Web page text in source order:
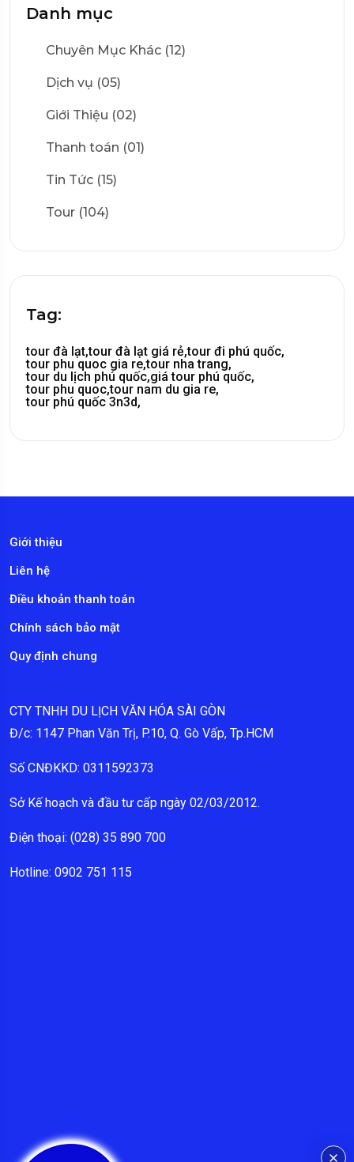
Danh mục
Chuyên Mục Khác (12)
Dịch vụ (05)
Giới Thiệu (02)
Thanh toán (01)
Tin Tức (15)
Tour (104)
Tag:
tour đà lạt,tour đà lạt giá rẻ,tour đi phú quốc,
tour phu quoc gia re,tour nha trang,
tour du lịch phú quốc,giá tour phú quốc,
tour phu quoc,tour nam du gia re,
tour phú quốc 3n3d,
Giới thiệu
Liên hệ
Điều khoản thanh toán
Chính sách bảo mật
Quy định chung
CTY TNHH DU LỊCH VĂN HÓA SÀI GÒN
Đ/c: 1147 Phan Văn Trị, P.10, Q. Gò Vấp, Tp.HCM
Số CNĐKKD: 0311592373
Sở Kế hoạch và đầu tư cấp ngày 02/03/2012.
Điện thoại: (028) 35 890 700
Hotline: 0902 751 115